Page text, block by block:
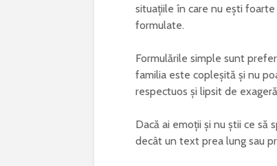
situațiile în care nu ești
formulate.
Formulările simple sunt
familia este copleșită și nu
respectuos și lipsit de
Dacă ai emoții și nu știi ce să
decât un text prea lung sau